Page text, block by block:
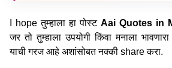
I hope तुम्हाला हा पोस्ट Aai Quotes in
जर तो तुम्हाला उपयोगी किंवा मनाला
याची गरज आहे अशांसोबत नक्की share करा.